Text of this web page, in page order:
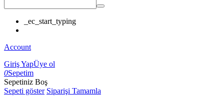
_ec_start_typing
Account
Giriş YapÜye ol
0Sepetim
Sepetiniz Boş
Sepeti göster Siparişi Tamamla